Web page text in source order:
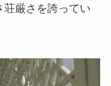
厳さを誇ってい